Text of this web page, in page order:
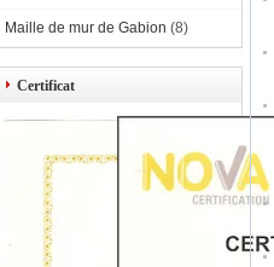
Maille de mur de Gabion (8)
Certificat